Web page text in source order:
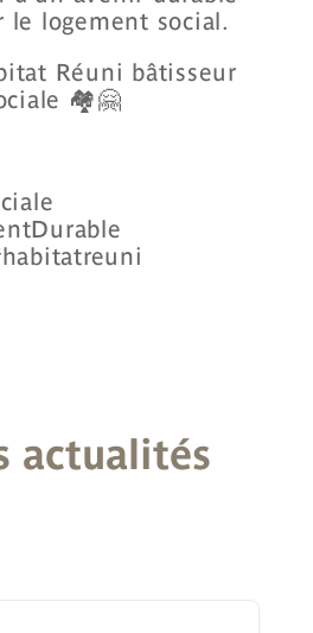
logement social.
Réuni bâtisseur
🏘️🤗
actualités